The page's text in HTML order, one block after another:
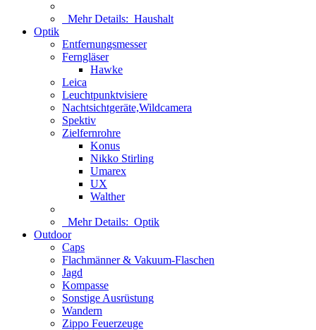
Mehr Details: Haushalt
Optik
Entfernungsmesser
Ferngläser
Hawke
Leica
Leuchtpunktvisiere
Nachtsichtgeräte,Wildcamera
Spektiv
Zielfernrohre
Konus
Nikko Stirling
Umarex
UX
Walther
Mehr Details: Optik
Outdoor
Caps
Flachmänner & Vakuum-Flaschen
Jagd
Kompasse
Sonstige Ausrüstung
Wandern
Zippo Feuerzeuge